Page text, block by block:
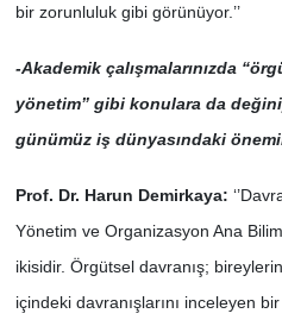
bir zorunluluk gibi görünüyor.’’
-Akademik çalışmalarınızda
yönetim” gibi konulara da
günümüz iş dünyasındaki
Prof. Dr. Harun Demirkaya:
Yönetim ve Organizasyon Ana
ikisidir. Örgütsel davranış;
içindeki davranışlarını inceleyen